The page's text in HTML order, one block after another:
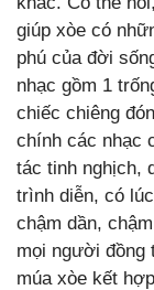
giúp xòe có
phú của đời
nhạc gồm 1
chiếc chiêng
chính các nhạc
tác tinh nghịch,
trình diễn, có
chậm dần,
mọi người đồng
múa xòe kết